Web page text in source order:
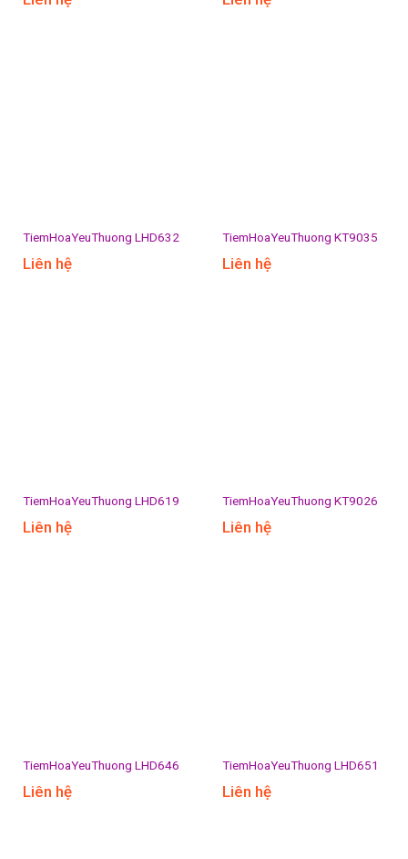
TiemHoaYeuThuong LHD632
Liên hệ
TiemHoaYeuThuong KT9035
Liên hệ
TiemHoaYeuThuong LHD619
Liên hệ
TiemHoaYeuThuong KT9026
Liên hệ
TiemHoaYeuThuong LHD646
Liên hệ
TiemHoaYeuThuong LHD651
Liên hệ